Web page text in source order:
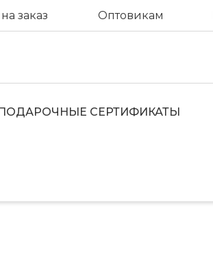
заказ Оптовикам
СЕРТИФИКАТЫ